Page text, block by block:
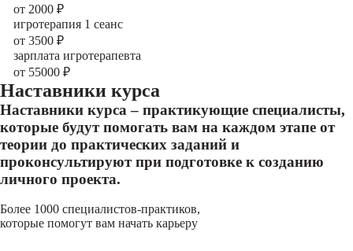
от 2000 ₽
игротерапия 1 сеанс
от 3500 ₽
зарплата игротерапевта
от 55000 ₽
Наставники курса
Наставники курса – практикующие специалисты,
которые будут помогать вам на каждом этапе от
теории до практических заданий и
проконсультируют при подготовке к созданию
личного проекта.
Более 1000 специалистов-практиков,
которые помогут вам начать карьеру